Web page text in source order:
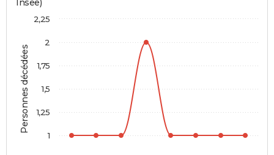
Personnes décédées
Insee)
1
1,25
1,5
1,75
2
2,25